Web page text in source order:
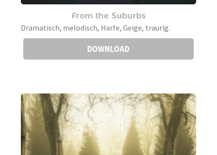
From the Suburbs
Dramatisch, melodisch, Harfe, Geige, traurig.
DOWNLOAD